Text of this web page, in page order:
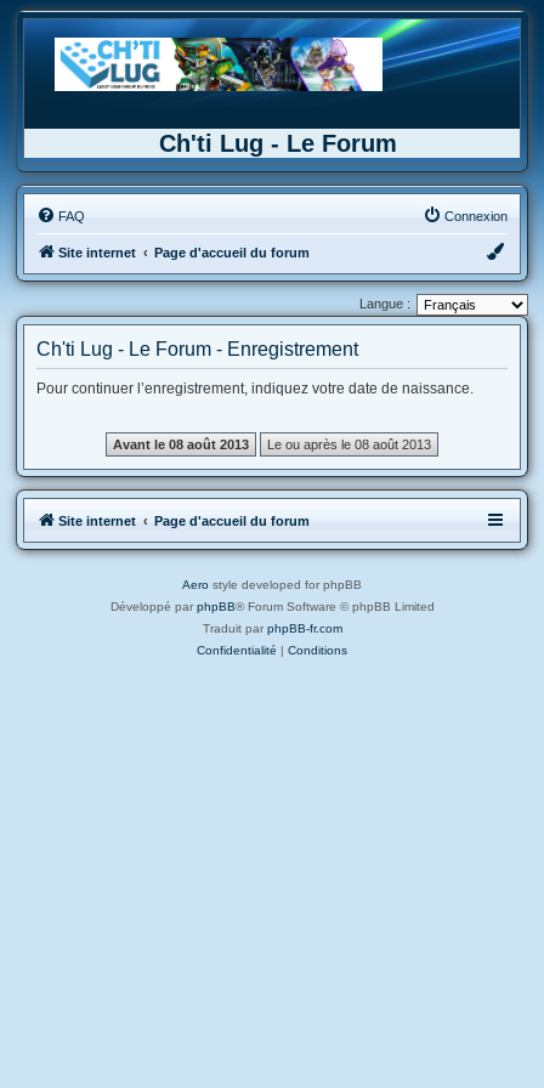
Ch'ti Lug - Le Forum
FAQ Connexion
Site internet Page d'accueil du forum
Langue :
Ch'ti Lug - Le Forum - Enregistrement
Pour continuer l’enregistrement, indiquez votre date de naissance.
Site internet Page d'accueil du forum
Aero style developed for phpBB
Développé par phpBB® Forum Software © phpBB Limited
Traduit par phpBB-fr.com
Confidentialité | Conditions